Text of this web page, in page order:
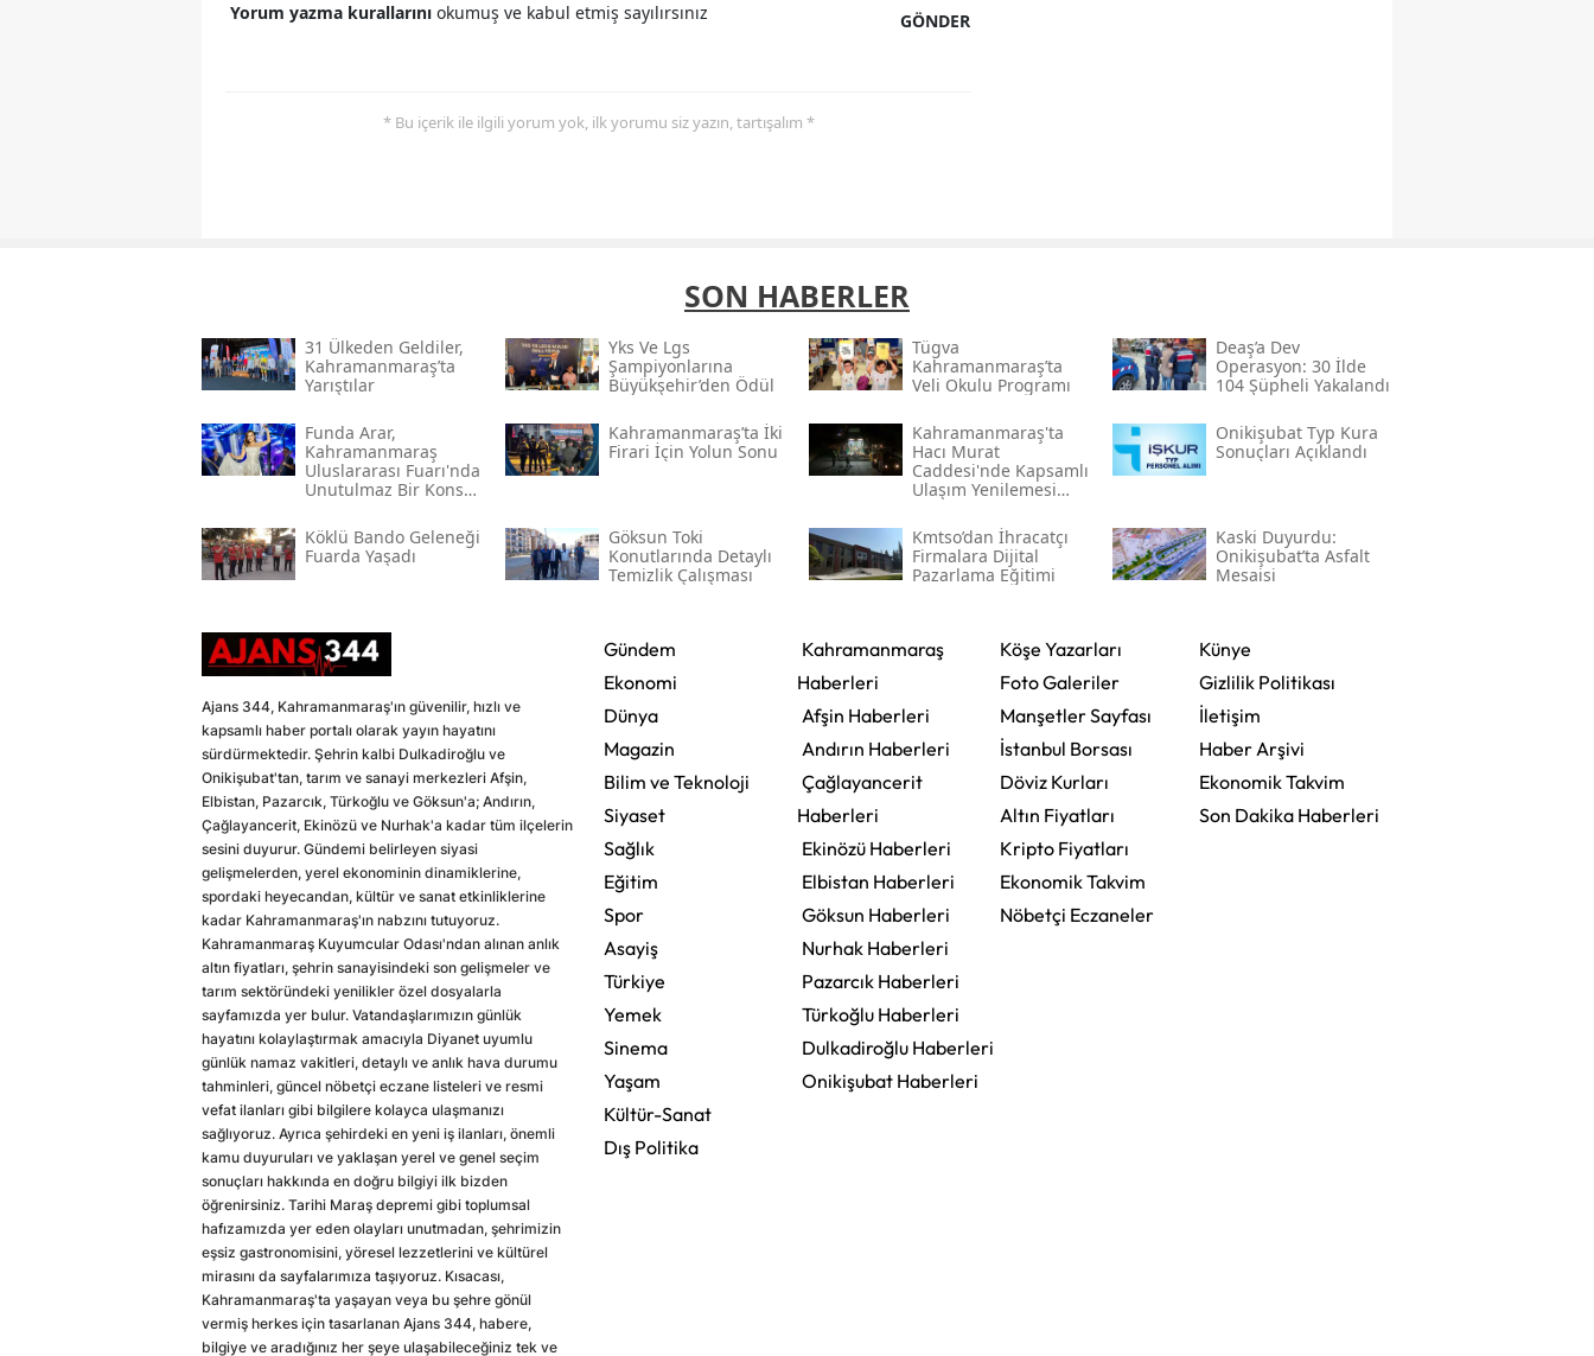
GÖNDER
Yorum yazma kurallarını okumuş ve kabul etmiş sayılırsınız
* Bu içerik ile ilgili yorum yok, ilk yorumu siz yazın, tartışalım *
SON HABERLER
31 Ülkeden Geldiler,
Kahramanmaraş’ta
Yarıştılar
Yks Ve Lgs
Şampiyonlarına
Büyükşehir’den Ödül
Tügva
Kahramanmaraş’ta
Veli Okulu Programı
Deaş’a Dev
Operasyon: 30 İlde
104 Şüpheli Yakalandı
Funda Arar,
Kahramanmaraş
Uluslararası Fuarı'nda
Unutulmaz Bir Konser
Kahramanmaraş’ta İki
Firari İçin Yolun Sonu
Kahramanmaraş'ta
Hacı Murat
Caddesi'nde Kapsamlı
Ulaşım Yenilemesi
Onikişubat Typ Kura
Sonuçları Açıklandı
Köklü Bando Geleneği
Fuarda Yaşadı
Göksun Toki̇
Konutlarında Detaylı
Temizlik Çalışması
Kmtso’dan İhracatçı
Firmalara Dijital
Pazarlama Eğitimi
Kaski̇ Duyurdu:
Onikişubat’ta Asfalt
Mesaisi
Ajans 344, Kahramanmaraş'ın güvenilir, hızlı ve
kapsamlı haber portalı olarak yayın hayatını
sürdürmektedir. Şehrin kalbi Dulkadiroğlu ve
Onikişubat'tan, tarım ve sanayi merkezleri Afşin,
Elbistan, Pazarcık, Türkoğlu ve Göksun'a; Andırın,
Çağlayancerit, Ekinözü ve Nurhak'a kadar tüm ilçelerin
sesini duyurur. Gündemi belirleyen siyasi
gelişmelerden, yerel ekonominin dinamiklerine,
spordaki heyecandan, kültür ve sanat etkinliklerine
kadar Kahramanmaraş'ın nabzını tutuyoruz.
Kahramanmaraş Kuyumcular Odası'ndan alınan anlık
altın fiyatları, şehrin sanayisindeki son gelişmeler ve
tarım sektöründeki yenilikler özel dosyalarla
sayfamızda yer bulur. Vatandaşlarımızın günlük
hayatını kolaylaştırmak amacıyla Diyanet uyumlu
günlük namaz vakitleri, detaylı ve anlık hava durumu
tahminleri, güncel nöbetçi eczane listeleri ve resmi
vefat ilanları gibi bilgilere kolayca ulaşmanızı
sağlıyoruz. Ayrıca şehirdeki en yeni iş ilanları, önemli
kamu duyuruları ve yaklaşan yerel ve genel seçim
sonuçları hakkında en doğru bilgiyi ilk bizden
öğrenirsiniz. Tarihi Maraş depremi gibi toplumsal
hafızamızda yer eden olayları unutmadan, şehrimizin
eşsiz gastronomisini, yöresel lezzetlerini ve kültürel
mirasını da sayfalarımıza taşıyoruz. Kısacası,
Kahramanmaraş'ta yaşayan veya bu şehre gönül
vermiş herkes için tasarlanan Ajans 344, habere,
bilgiye ve aradığınız her şeye ulaşabileceğiniz tek ve
Gündem
Ekonomi
Dünya
Magazin
Bilim ve Teknoloji
Siyaset
Sağlık
Eğitim
Spor
Asayiş
Türkiye
Yemek
Sinema
Yaşam
Kültür-Sanat
Dış Politika
Kahramanmaraş
Haberleri
Afşin Haberleri
Andırın Haberleri
Çağlayancerit
Haberleri
Ekinözü Haberleri
Elbistan Haberleri
Göksun Haberleri
Nurhak Haberleri
Pazarcık Haberleri
Türkoğlu Haberleri
Dulkadiroğlu Haberleri
Onikişubat Haberleri
Köşe Yazarları
Foto Galeriler
Manşetler Sayfası
İstanbul Borsası
Döviz Kurları
Altın Fiyatları
Kripto Fiyatları
Ekonomik Takvim
Nöbetçi Eczaneler
Künye
Gizlilik Politikası
İletişim
Haber Arşivi
Ekonomik Takvim
Son Dakika Haberleri